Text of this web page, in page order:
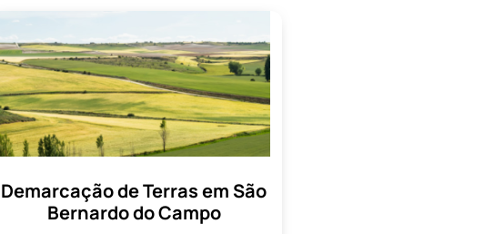
Demarcação de Terras em São
Bernardo do Campo